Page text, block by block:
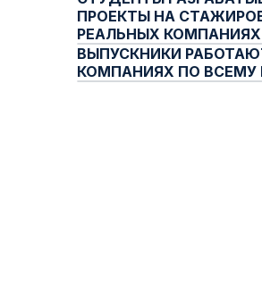
ПРОЕКТЫ НА
РЕАЛЬНЫХ КОМПАНИЯХ
ВЫПУСКНИКИ
КОМПАНИЯХ ПО ВСЕМУ